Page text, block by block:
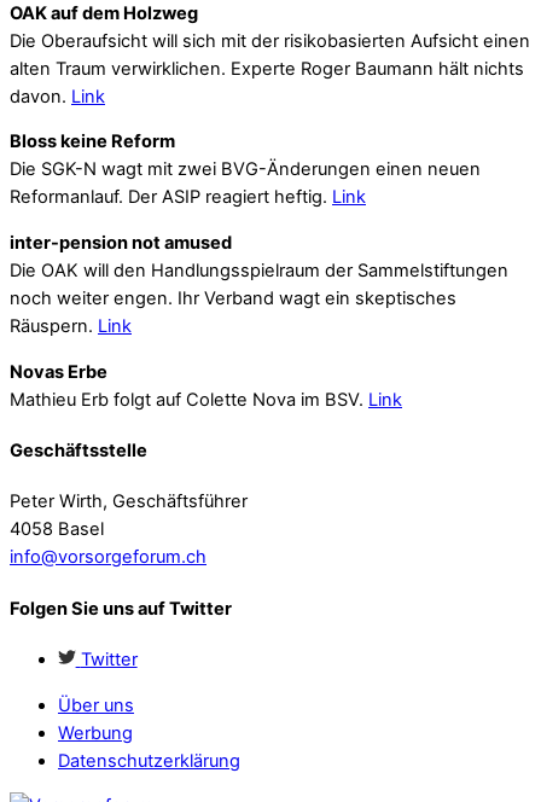
OAK auf dem Holzweg
Die Oberaufsicht will sich mit der risikobasierten Aufsicht einen
alten Traum verwirklichen. Experte Roger Baumann hält nichts
davon. Link
Bloss keine Reform
Die SGK-N wagt mit zwei BVG-Änderungen einen neuen
Reformanlauf. Der ASIP reagiert heftig. Link
inter-pension not amused
Die OAK will den Handlungsspielraum der Sammelstiftungen
noch weiter engen. Ihr Verband wagt ein skeptisches
Räuspern. Link
Novas Erbe
Mathieu Erb folgt auf Colette Nova im BSV. Link
Geschäftsstelle
Peter Wirth, Geschäftsführer
4058 Basel
info@vorsorgeforum.ch
Folgen Sie uns auf Twitter
Twitter
Über uns
Werbung
Datenschutzerklärung